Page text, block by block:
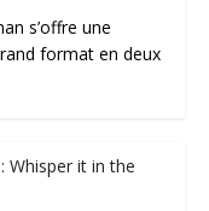
s’offre une
format en deux
Whisper it in the